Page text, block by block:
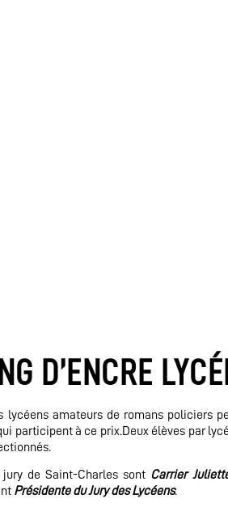
D’ENCRE
lycéens amateurs de romans policiers
participent à ce prix.Deux élèves par
de Saint-Charles sont Carrier
Présidente du Jury des Lycéens.